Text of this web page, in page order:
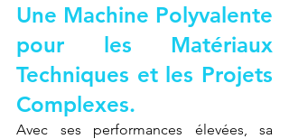
Une Machine Polyvalente
pour les Matériaux
Techniques et les Projets
Complexes.
Avec ses performances élevées, sa